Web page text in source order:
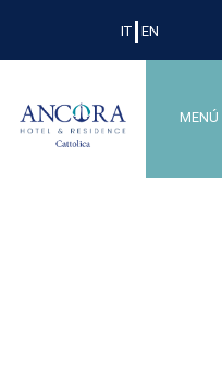
IT EN
MENÚ